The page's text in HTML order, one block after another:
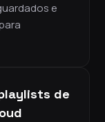
e
de